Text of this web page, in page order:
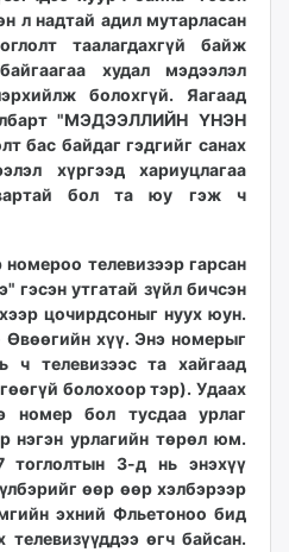
л надтай адил мутарласан
таалагдахгүй байж
худал мэдээлэл
болохгүй. Яагаад
"МЭДЭЭЛЛИЙН ҮНЭН
бас байдаг гэдгийг санах
хүргээд хариуцлагаа
бол та юу гэж ч
телевизээр гарсан
гэсэн утгатай зүйл бичсэн
цочирдсоныг нуух юун.
хүү. Энэ номерыг
ч телевизээс та хайгаад
болохоор тэр). Удаах
номер бол тусдаа урлаг
нэгэн урлагийн төрөл юм.
тоглолтын 3-д нь энэхүү
өөр өөр хэлбэрээр
эхний Фльетоноо бид
өгч байсан.